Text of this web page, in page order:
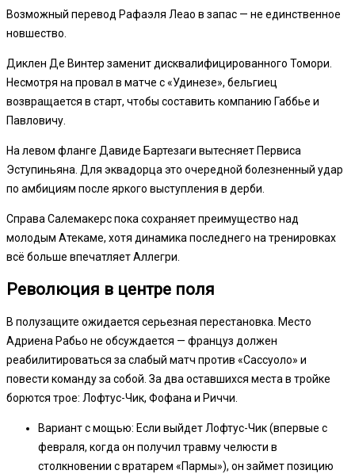
Возможный перевод Рафаэля Леао в запас — не единственное
новшество.
Диклен Де Винтер заменит дисквалифицированного Томори.
Несмотря на провал в матче с «Удинезе», бельгиец
возвращается в старт, чтобы составить компанию Габбье и
Павловичу.
На левом фланге Давиде Бартезаги вытесняет Первиса
Эступиньяна. Для эквадорца это очередной болезненный удар
по амбициям после яркого выступления в дерби.
Справа Салемакерс пока сохраняет преимущество над
молодым Атекаме, хотя динамика последнего на тренировках
всё больше впечатляет Аллегри.
Революция в центре поля
В полузащите ожидается серьезная перестановка. Место
Адриена Рабьо не обсуждается — француз должен
реабилитироваться за слабый матч против «Сассуоло» и
повести команду за собой. За два оставшихся места в тройке
борются трое: Лофтус-Чик, Фофана и Риччи.
Вариант с мощью: Если выйдет Лофтус-Чик (впервые с
февраля, когда он получил травму челюсти в
столкновении с вратарем «Пармы»), он займет позицию